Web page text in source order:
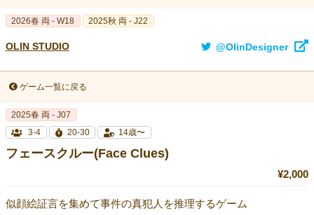
2026春 両 - W18 2025秋 両 - J22
OLIN STUDIO @OlinDesigner
ゲーム一覧に戻る
2025春 両 - J07
3-4
20-30 14歳〜
フェースクルー(Face Clues)
¥2,000
似顔絵証言を集めて事件の真犯人を推理するゲーム